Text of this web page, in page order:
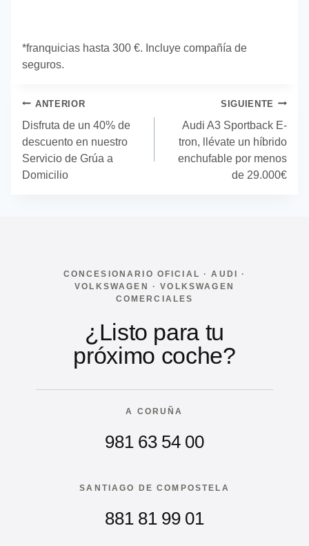
*franquicias hasta 300 €. Incluye compañía de
seguros.
Navegación
de
entradas
ANTERIOR
Disfruta de un 40% de
descuento en nuestro
Servicio de Grúa a
Domicilio
SIGUIENTE
Audi A3 Sportback E-
tron, llévate un híbrido
enchufable por menos
de 29.000€
CONCESIONARIO OFICIAL · AUDI ·
VOLKSWAGEN · VOLKSWAGEN
COMERCIALES
¿Listo para tu
próximo coche?
A CORUÑA
981 63 54 00
SANTIAGO DE COMPOSTELA
881 81 99 01